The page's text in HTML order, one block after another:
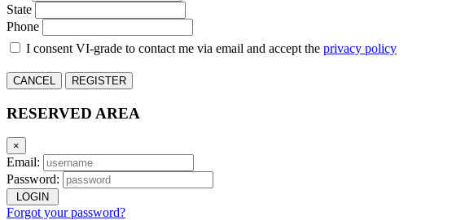
State
Phone
I consent VI-grade to contact me via email and accept the privacy policy
CANCEL REGISTER
RESERVED AREA
×
Email:
Password:
LOGIN
Forgot your password?